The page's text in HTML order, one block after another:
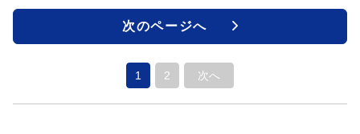
次のページへ
1 2 次へ